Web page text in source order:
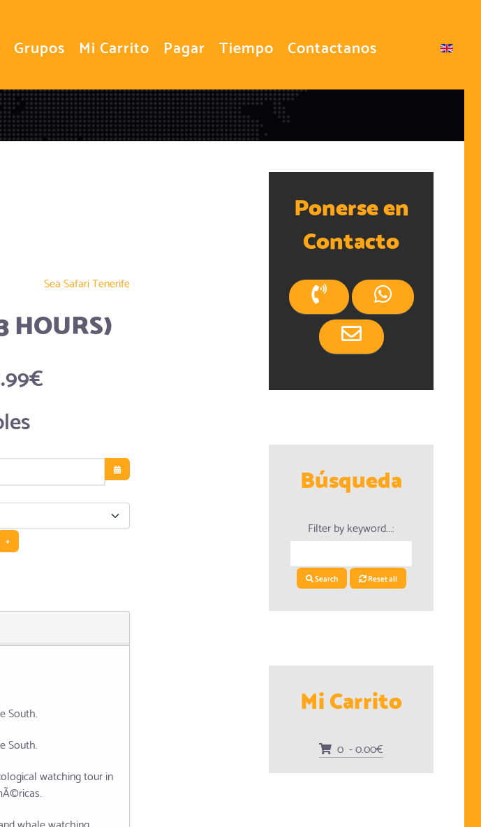
Grupos Mi Carrito Pagar Tiempo Contactanos Seleccione su idioma
Sea Safari Tenerife
HOURS)
Abrir el calendario
+
South.
South.
watching tour in
whale watching.
Ponerse en
Contacto
Búsqueda
Filter by keyword...:
Search Reset all
Mi Carrito
0 - 0.00€